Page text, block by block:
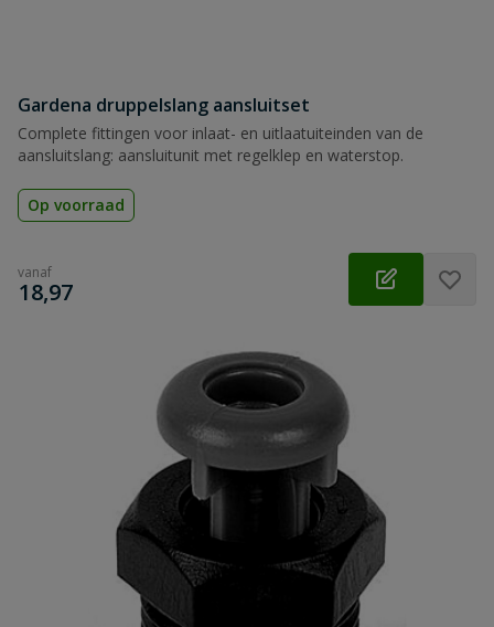
Gardena druppelslang aansluitset
Complete fittingen voor inlaat- en uitlaatuiteinden van de
aansluitslang: aansluitunit met regelklep en waterstop.
Op voorraad
vanaf
€
18,97